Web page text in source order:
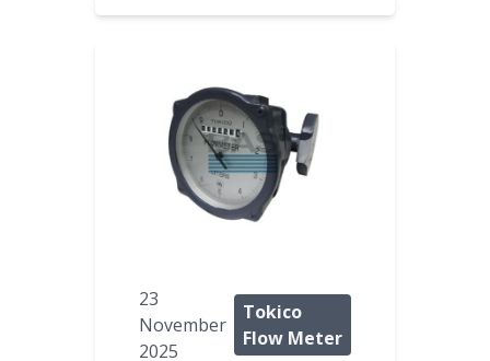
23
November
2025
Tokico
Flow Meter